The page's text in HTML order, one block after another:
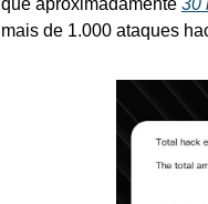
que aproximadamente 30
mais de 1.000 ataques